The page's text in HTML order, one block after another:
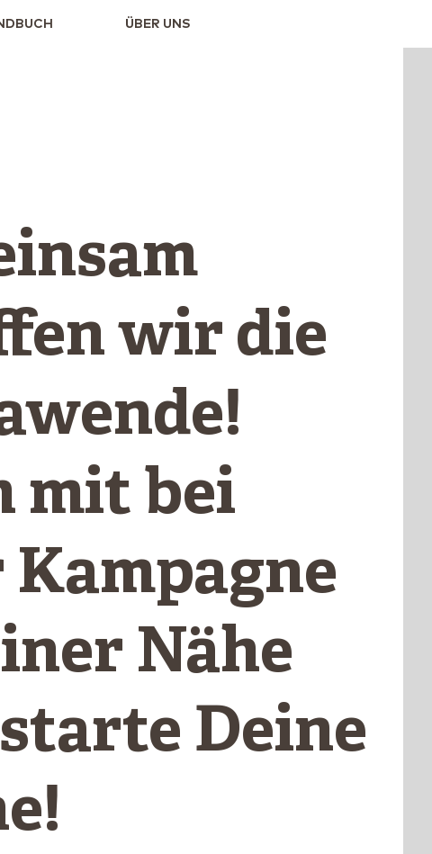
ÜBER UNS
wir die
mit bei
Nähe
Deine